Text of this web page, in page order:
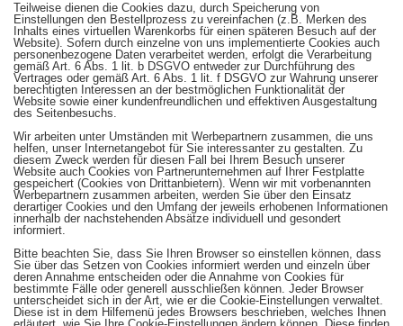
Teilweise dienen die Cookies dazu, durch Speicherung von
Einstellungen den Bestellprozess zu vereinfachen (z.B. Merken des
Inhalts eines virtuellen Warenkorbs für einen späteren Besuch auf der
Website). Sofern durch einzelne von uns implementierte Cookies auch
personenbezogene Daten verarbeitet werden, erfolgt die Verarbeitung
gemäß Art. 6 Abs. 1 lit. b DSGVO entweder zur Durchführung des
Vertrages oder gemäß Art. 6 Abs. 1 lit. f DSGVO zur Wahrung unserer
berechtigten Interessen an der bestmöglichen Funktionalität der
Website sowie einer kundenfreundlichen und effektiven Ausgestaltung
des Seitenbesuchs.
Wir arbeiten unter Umständen mit Werbepartnern zusammen, die uns
helfen, unser Internetangebot für Sie interessanter zu gestalten. Zu
diesem Zweck werden für diesen Fall bei Ihrem Besuch unserer
Website auch Cookies von Partnerunternehmen auf Ihrer Festplatte
gespeichert (Cookies von Drittanbietern). Wenn wir mit vorbenannten
Werbepartnern zusammen arbeiten, werden Sie über den Einsatz
derartiger Cookies und den Umfang der jeweils erhobenen Informationen
innerhalb der nachstehenden Absätze individuell und gesondert
informiert.
Bitte beachten Sie, dass Sie Ihren Browser so einstellen können, dass
Sie über das Setzen von Cookies informiert werden und einzeln über
deren Annahme entscheiden oder die Annahme von Cookies für
bestimmte Fälle oder generell ausschließen können. Jeder Browser
unterscheidet sich in der Art, wie er die Cookie-Einstellungen verwaltet.
Diese ist in dem Hilfemenü jedes Browsers beschrieben, welches Ihnen